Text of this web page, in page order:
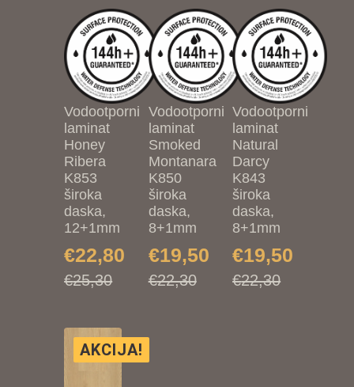
Vodootporni
laminat
Honey
Ribera
K853
široka
daska,
12+1mm
€25,30
Izvorna
bila
je:
€22,80
Trenutna
je:
€22,80.
Vodootporni
laminat
Smoked
Montanara
K850
široka
daska,
8+1mm
€22,30
Izvorna
€19,50
Trenutna
Vodootporni
laminat
Natural
Darcy
K843
široka
daska,
8+1mm
€22,30
Izvorna
€19,50
Trenutna
AKCIJA!